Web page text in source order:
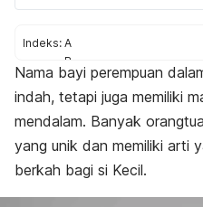
Indeks: A
B
C
D
E
G
H
Nama bayi perempuan
indah, tetapi juga memiliki
mendalam. Banyak
yang unik dan memiliki arti
berkah bagi si Kecil.